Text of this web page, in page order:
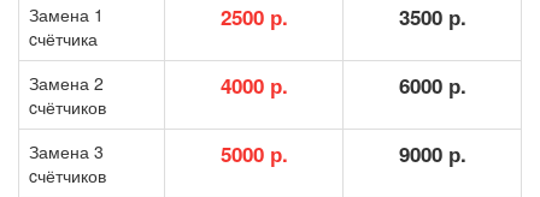
Замена 1
cчётчика
2500 р. 3500 р.
Замена 2
cчётчиков
4000 р. 6000 р.
Замена 3
cчётчиков
5000 р. 9000 р.